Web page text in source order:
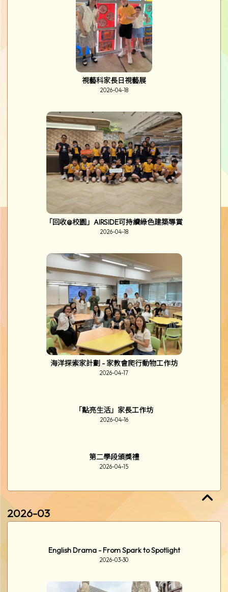
視藝科家長日視藝展
2026-04-18
「回收@校園」AIRSIDE可持續綠色建築導賞
2026-04-18
海洋探索家計劃 - 家教會爬行動物工作坊
2026-04-17